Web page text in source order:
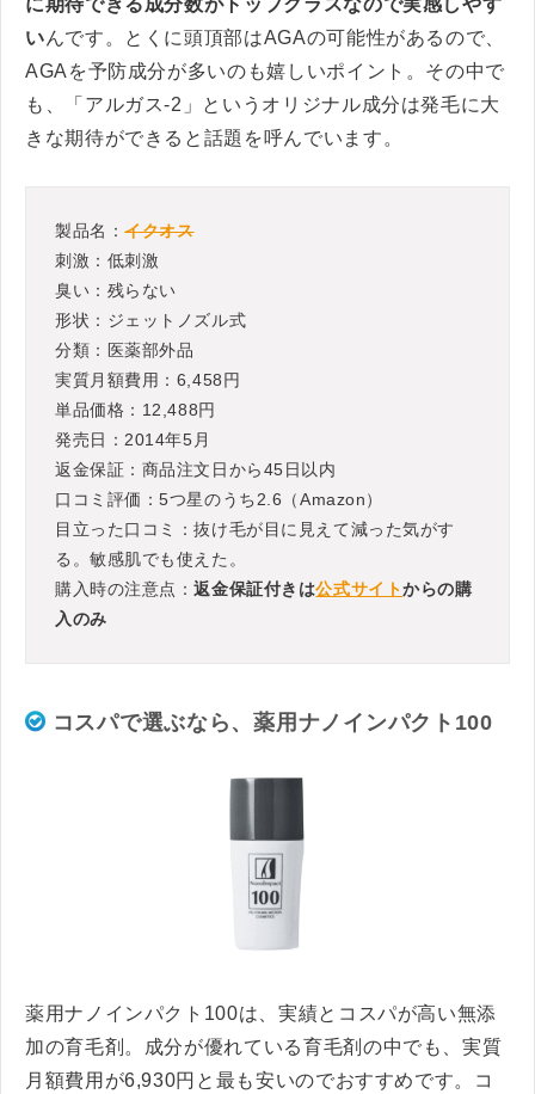
に期待できる成分数がトップクラスなので実感しやす
いんです。とくに頭頂部はAGAの可能性があるので、
AGAを予防成分が多いのも嬉しいポイント。その中で
も、「アルガス-2」というオリジナル成分は発毛に大
きな期待ができると話題を呼んでいます。
製品名：イクオス
刺激：低刺激
臭い：残らない
形状：ジェットノズル式
分類：医薬部外品
実質月額費用：6,458円
単品価格：12,488円
発売日：2014年5月
返金保証：商品注文日から45日以内
口コミ評価：5つ星のうち2.6（Amazon）
目立った口コミ：抜け毛が目に見えて減った気がす
る。敏感肌でも使えた。
購入時の注意点：返金保証付きは公式サイトからの購
入のみ
コスパで選ぶなら、薬用ナノインパクト100
薬用ナノインパクト100は、実績とコスパが高い無添
加の育毛剤。成分が優れている育毛剤の中でも、実質
月額費用が6,930円と最も安いのでおすすめです。コ